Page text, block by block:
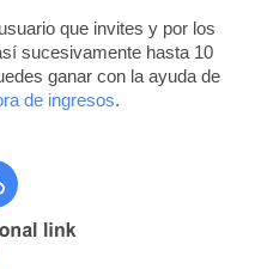
que invites y por los
sucesivamente hasta 10
ganar con la ayuda de
de ingresos.